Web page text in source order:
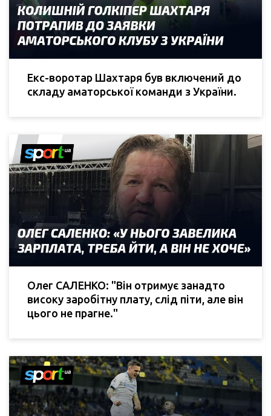
Екс-воротар Шахтаря був включений до
складу аматорської команди з України.
Олег САЛЕНКО: "Він отримує занадто
високу заробітну плату, слід піти, але він
цього не прагне."